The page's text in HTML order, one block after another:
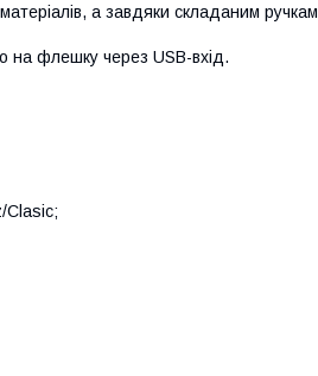
а завдяки складаним ручкам
на флешку через USB-вхід.
Clasic;